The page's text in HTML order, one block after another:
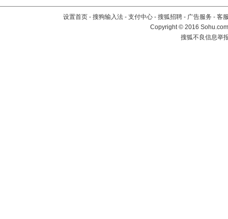
设置首页 - 搜狗输入法 - 支付中心 - 搜狐招聘 - 广告服务 - 客
Copyright©2016
搜狐不良信息举